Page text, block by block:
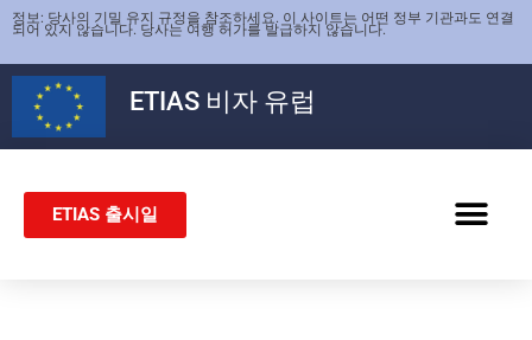
정보: 당사의 기밀 유지 규정을 참조하세요. 이 사이트는 어떤 정부 기관과도 연결
되어 있지 않습니다. 당사는 여행 허가를 발급하지 않습니다.
ETIAS비자 유럽
ETIAS 출시일